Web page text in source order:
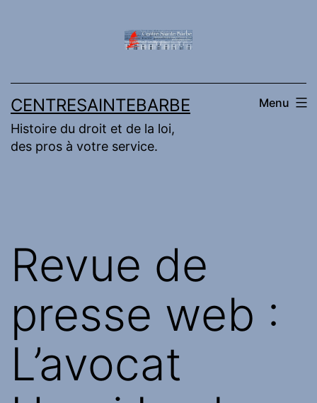
CENTRESAINTEBARBE
Histoire du droit et de la loi,
des pros à votre service.
Menu
Revue de
presse web :
L’avocat